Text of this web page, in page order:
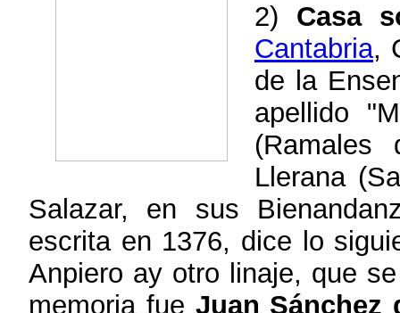
2) Casa
Cantabria,
de la
apellido
(Ramales
Llerana
Salazar, en sus
escrita en 1376, dice lo
Anpiero ay otro linaje, que
memoria fue Juan Sánchez